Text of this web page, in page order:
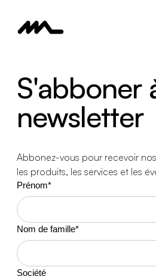
S'abboner
newsletter
Abbonez-vous pour recevoir
les produits, les services et les